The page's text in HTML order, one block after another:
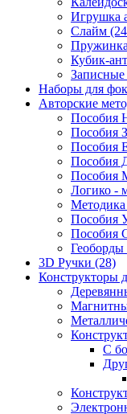
Игрушка
Слайм
Кубик-
Наборы для
Авторские
Пособия
Пособия
Пособия
Пособия
Пособия
Логико -
Пособия
Пособия
Геоборды
3D Ручки (28)
Конструкторы
С